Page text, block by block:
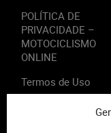
POLÍTICA DE
PRIVACIDADE –
MOTOCICLISMO
ONLINE
Termos de Uso